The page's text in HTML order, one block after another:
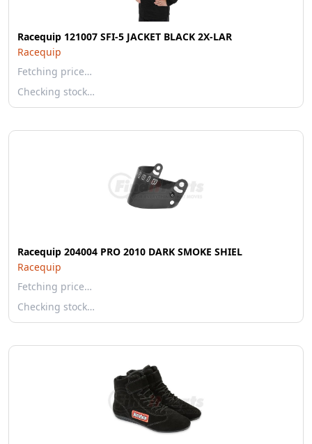
Racequip 121007 SFI-5 JACKET BLACK 2X-LAR
Racequip
Fetching price…
Checking stock…
Racequip 204004 PRO 2010 DARK SMOKE SHIEL
Racequip
Fetching price…
Checking stock…